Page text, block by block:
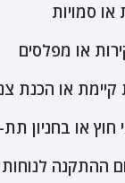
או סמויות
או מפלסים
או הכנת
או בחניון
ההתקנה